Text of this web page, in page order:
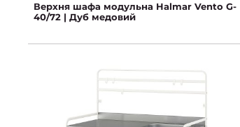
Верхня шафа модульна Halmar Vento G-
40/72 | Дуб медовий